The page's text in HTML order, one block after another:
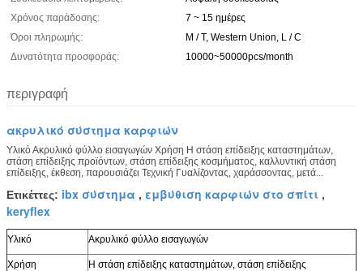
Χρόνος παράδοσης:
7 ~ 15 ημέρες
Όροι πληρωμής:
Μ / Τ, Western Union, L / C
Δυνατότητα προσφοράς:
10000~50000pcs/month
περιγραφή
ακρυλικό σύστημα καρφιών
Υλικό Ακρυλικό φύλλο εισαγωγών Χρήση Η στάση επίδειξης καταστημάτων,
στάση επίδειξης προϊόντων, στάση επίδειξης κοσμήματος, καλλυντική στάση
επίδειξης, έκθεση, παρουσιάζει Τεχνική Γυαλίζοντας, χαράσσοντας, μετά...
Ετικέττες: ibx σύστημα , εμβύθιση καρφιών στο σπίτι ,
keryflex
Υλικό Ακρυλικό φύλλο εισαγωγών
Χρήση
Η στάση επίδειξης καταστημάτων, στάση επίδειξης